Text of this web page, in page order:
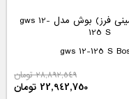
مینی سنگ آاگ (مینی فرز آاگ) 1000 وات
مدل ws 10-115
ws 10-115 aeg
16,920,000 تومان